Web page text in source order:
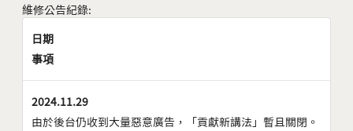
維修公告紀錄:
日期
事項
2024.11.29
由於後台仍收到大量惡意廣告，「貢獻新講法」暫且關閉。